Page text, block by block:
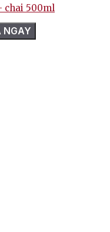
chai 500ml
NGAY